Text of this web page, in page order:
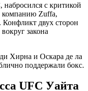
с критикой
компанию Zuffa,
Конфликт двух сторон
закона
Хирна и Оскара де ла
поддержали бокс.
UFC Уайта